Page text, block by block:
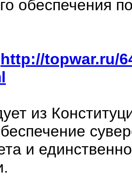
обеспечения
http://topwar.ru/
из
и